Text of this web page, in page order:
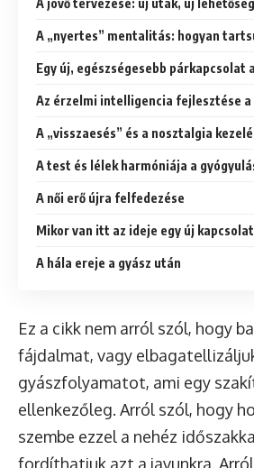
A jövő tervezése: új utak, új
A „nyertes” mentalitás: hogyan
Egy új, egészségesebb párkapcsolat
Az érzelmi intelligencia fejlesztése
A „visszaesés” és a nosztalgia
A test és lélek harmóniája a
A női erő újra felfedezése
Mikor van itt az ideje egy új
A hála ereje a gyász után
Ez a cikk nem arról szól, hogy
fájdalmat, vagy
gyászfolyamatot, ami egy
ellenkezőleg. Arról szól, hogy
szembe ezzel a nehéz
fordíthatjuk azt a javunkra.